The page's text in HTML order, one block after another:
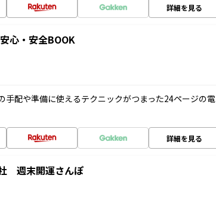
詳細を見る
心・安全BOOK
手配や準備に使えるテクニックがつまった24ページの電
詳細を見る
週末開運さんぽ